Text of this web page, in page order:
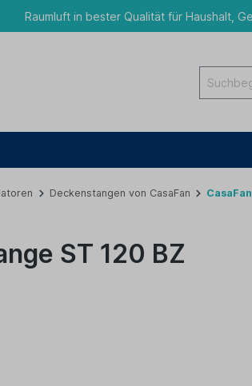
Raumluft in bester Qualität für Haushalt,
Deckenstangen von CasaFan
ST 120 BZ